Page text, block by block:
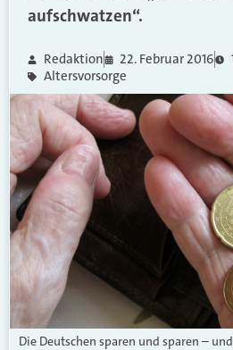
aufschwatzen“.
Redaktion 22. Februar 2016
Altersvorsorge
Die Deutschen sparen und sparen –